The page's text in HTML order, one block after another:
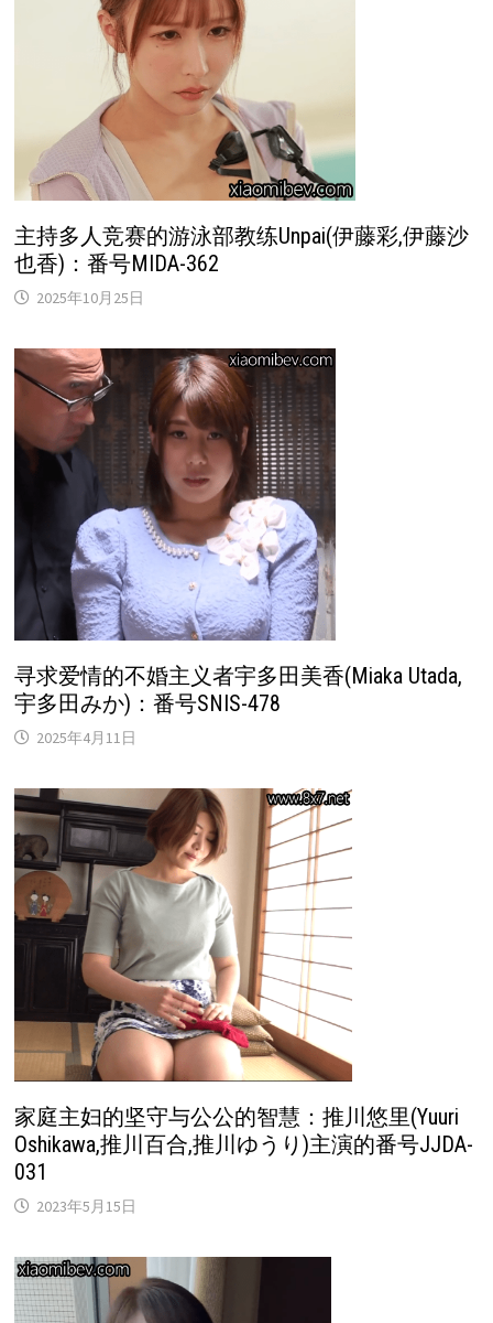
主持多人竞赛的游泳部教练Unpai(伊藤彩,伊藤沙
也香)：番号MIDA-362
2025年10月25日
寻求爱情的不婚主义者宇多田美香(Miaka Utada,
宇多田みか)：番号SNIS-478
2025年4月11日
家庭主妇的坚守与公公的智慧：推川悠里(Yuuri
Oshikawa,推川百合,推川ゆうり)主演的番号JJDA-
031
2023年5月15日